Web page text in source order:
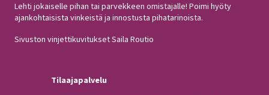
Lehti jokaiselle pihan tai parvekkeen omistajalle! Poimi hyöty
ajankohtaisista vinkeistä ja innostusta pihatarinoista.
Sivuston vinjettikuvitukset Saila Routio
Tilaajapalvelu